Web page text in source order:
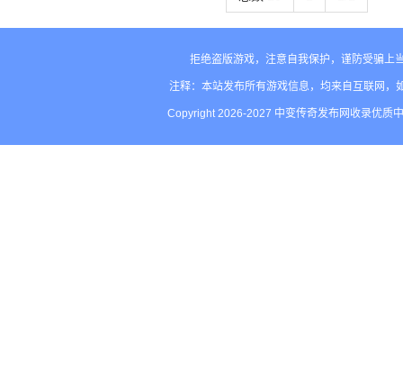
拒绝盗版游戏，注意自我保护，谨防受骗上
注释：本站发布所有游戏信息，均来自互联网
Copyright 2026-2027 中变传奇发布网收录优质